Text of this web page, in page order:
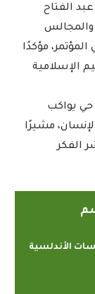
الفتاح
والمجالس
مؤكدًا
الإسلامية
يواكب
مشيرًا
الفكر
الأندلسية